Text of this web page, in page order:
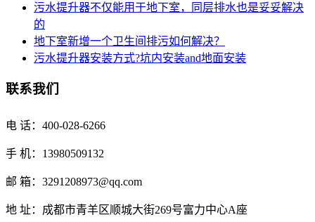
污水提升器不仅能用于地下室，同层排水也是妥妥解决
的
地下室新增一个卫生间排污如何解决？
污水提升器安装方式?坑内安装and地面安装
联系我们
电 话：400-028-6266
手 机：13980509132
邮 箱：3291208973@qq.com
地 址：成都市青羊区顺城大街269号富力中心A座